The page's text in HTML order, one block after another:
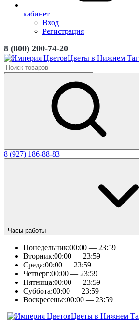
кабинет
Вход
Регистрация
8 (800) 200-74-20
Цветы в Нижнем
8 (927) 186-88-83
Часы работы
Понедельник:00:00 — 23:59
Вторник:00:00 — 23:59
Среда:00:00 — 23:59
Четверг:00:00 — 23:59
Пятница:00:00 — 23:59
Суббота:00:00 — 23:59
Воскресенье:00:00 — 23:59
Цветы в Нижнем